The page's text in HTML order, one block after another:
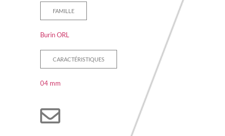
FAMILLE
Burin ORL
CARACTÉRISTIQUES
04 mm